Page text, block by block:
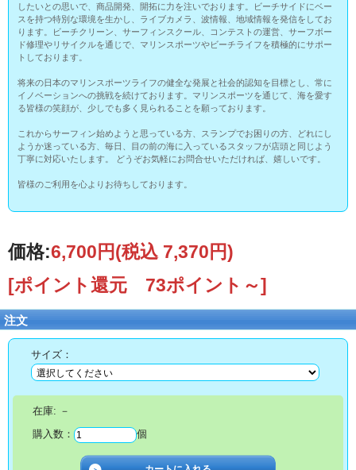
したいとの思いで、商品開発、開拓に力を注いでおります。ビーチサイドにベー
スを持つ特別な環境を生かし、ライブカメラ、波情報、地域情報を発信をしてお
ります。ビーチクリーン、サーフィンスクール、コンテストの運営、サーフボー
ド修理やリサイクルを通じで、マリンスポーツやビーチライフを積極的にサポー
トしております。
将来の日本のマリンスポーツライフの健全な発展と社会的認知を目標とし、常に
イノベーションへの挑戦を続けております。マリンスポーツを通じて、海を愛す
る皆様の笑顔が、少しでも多く見られることを願っております。
これからサーフィン始めようと思っている方、スランプでお困りの方、どれにし
ようか迷っている方、毎日、目の前の海に入っているスタッフが店頭と同じよう
丁寧に対応いたします。 どうぞお気軽にお問合せいただければ、嬉しいです。
皆様のご利用を心よりお待ちしております。
価格:6,700円(税込 7,370円)
[ポイント還元 73ポイント～]
注文
サイズ：
在庫: －
購入数：
個